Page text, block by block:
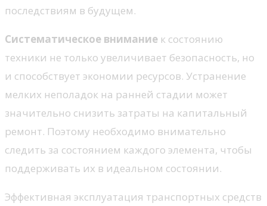
последствиям в будущем.
Систематическое внимание к состоянию
техники не только увеличивает безопасность, но
и способствует экономии ресурсов. Устранение
мелких неполадок на ранней стадии может
значительно снизить затраты на капитальный
ремонт. Поэтому необходимо внимательно
следить за состоянием каждого элемента, чтобы
поддерживать их в идеальном состоянии.
Эффективная эксплуатация транспортных средств